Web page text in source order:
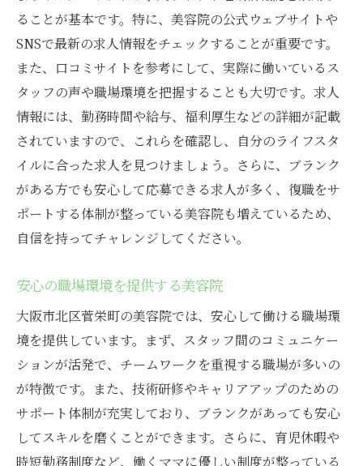
ることが基本です。特に、美容院の公式ウェブサイトや
SNSで最新の求人情報をチェックすることが重要です。
また、口コミサイトを参考にして、実際に働いているス
タッフの声や職場環境を把握することも大切です。求人
情報には、勤務時間や給与、福利厚生などの詳細が記載
されていますので、これらを確認し、自分のライフスタ
イルに合った求人を見つけましょう。さらに、ブランク
がある方でも安心して応募できる求人が多く、復職をサ
ポートする体制が整っている美容院も増えているため、
自信を持ってチャレンジしてください。
安心の職場環境を提供する美容院
大阪市北区菅栄町の美容院では、安心して働ける職場環
境を提供しています。まず、スタッフ間のコミュニケー
ションが活発で、チームワークを重視する職場が多いの
が特徴です。また、技術研修やキャリアアップのための
サポート体制が充実しており、ブランクがあっても安心
してスキルを磨くことができます。さらに、育児休暇や
時短勤務制度など、働くママに優しい制度が整っている